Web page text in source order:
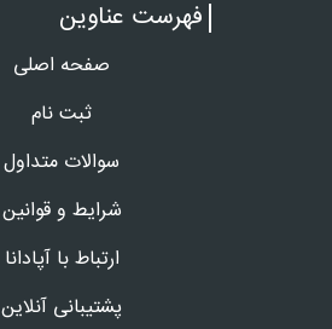
فهرست عناوین
صفحه اصلی
ثبت نام
سوالات متداول
شرایط و قوانین
ارتباط با آپادانا
پشتیبانی آنلاین